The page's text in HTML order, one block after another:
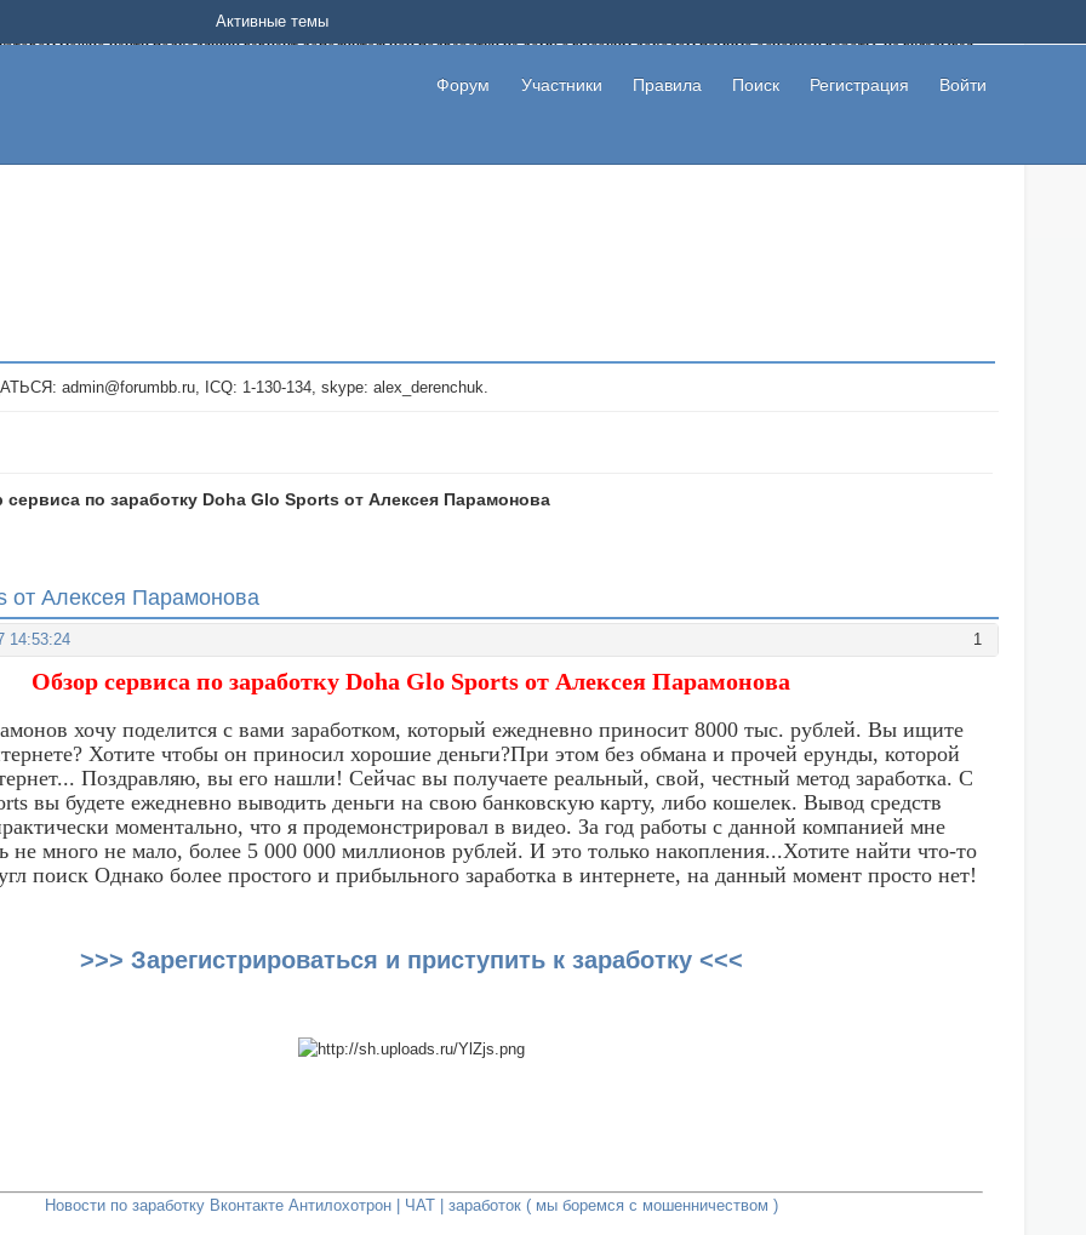
можно найти подходящий вариант дополнительной подработки на дому с высоким доходом помимо основной работы, не вкладывая
сайт не платит, то указывайте в теме что это лохотрон, чтобы другие пользователи не попались на развод. Вы сможете начать зарабатывать
новые темы, размещайте объявления со своими пригласительными ссылками и первая прибыль не заставит себя долго ждать.
Форум Участники Правила Поиск Регистрация Войти
Активные темы
ICQ: 1-130-134, skype: alex_derenchuk.
сервиса по заработку Doha Glo Sports от Алексея Парамонова
от Алексея Парамонова
1
14:53:24
Обзор сервиса по заработку Doha Glo Sports от Алексея Парамонова
хочу поделится с вами заработком, который ежедневно приносит 8000 тыс. рублей. Вы ищите
Хотите чтобы он приносил хорошие деньги?При этом без обмана и прочей ерунды, которой
Поздравляю, вы его нашли! Сейчас вы получаете реальный, свой, честный метод заработка. С
вы будете ежедневно выводить деньги на свою банковскую карту, либо кошелек. Вывод средств
моментально, что я продемонстрировал в видео. За год работы с данной компанией мне
не много не мало, более 5 000 000 миллионов рублей. И это только накопления...Хотите найти что-то
поиск Однако более простого и прибыльного заработка в интернете, на данный момент просто нет!
>>> Зарегистрироваться и приступить к заработку <<<
Новости по заработку Вконтакте Антилохотрон | ЧАТ | заработок ( мы боремся с мошенничеством )